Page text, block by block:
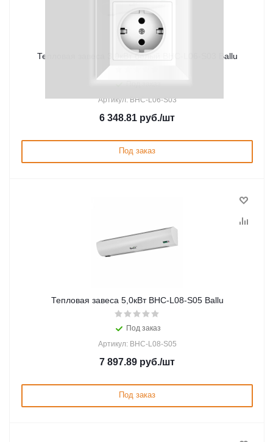
Тепловая завеса 3,0кВт белый BHC-L06-S03 Ballu
Артикул: BHC-L06-S03
6 348.81 руб./шт
Под заказ
Тепловая завеса 5,0кВт BHC-L08-S05 Ballu
Под заказ
Артикул: BHC-L08-S05
7 897.89 руб./шт
Под заказ